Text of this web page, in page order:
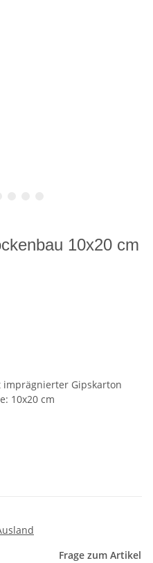
10x20 cm
Gipskarton
10x20 cm
Frage zum Artikel